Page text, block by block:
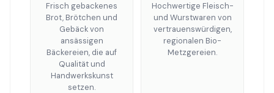
Frisch gebackenes
Brot, Brötchen und
Gebäck von
ansässigen
Bäckereien, die auf
Qualität und
Handwerkskunst
setzen.
Hochwertige Fleisch-
und Wurstwaren von
vertrauenswürdigen,
regionalen Bio-
Metzgereien.